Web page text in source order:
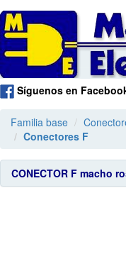
Síguenos en
Familia base
Conectores F
CONECTOR F macho